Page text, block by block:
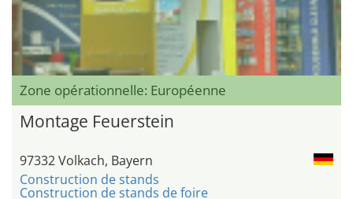
Zone opérationnelle: Européenne
Montage Feuerstein
97332 Volkach, Bayern
Construction de stands
Construction de stands de foire